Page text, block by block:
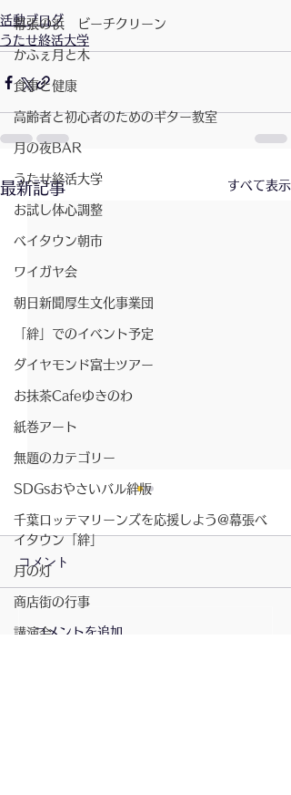
幕張の浜 ビーチクリーン
かふぇ月と木
食事と健康
高齢者と初心者のためのギター教室
月の夜BAR
うたせ終活大学
お試し体心調整
ベイタウン朝市
ワイガヤ会
朝日新聞厚生文化事業団
「絆」でのイベント予定
ダイヤモンド富士ツアー
お抹茶Cafeゆきのわ
紙巻アート
無題のカテゴリー
SDGsおやさいバル絆版
千葉ロッテマリーンズを応援しよう@幕張ベ
イタウン「絆」
月の灯
商店街の行事
講演会
活動ブログ
うたせ終活大学
最新記事 すべて表示
2026/07/23〜月の灯
コメント
コメントを追加…